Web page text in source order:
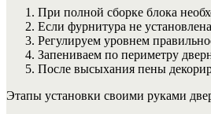
При полной сборке блока
Если фурнитура не
Регулируем уровнем
Запениваем по периметру
После высыхания пены
Этапы установки своими руками